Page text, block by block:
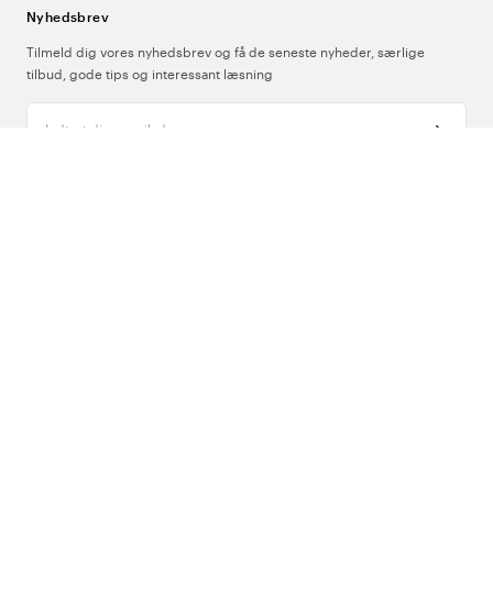
Nyhedsbrev
Tilmeld dig vores nyhedsbrev og få de seneste nyheder, særlige
tilbud, gode tips og interessant læsning